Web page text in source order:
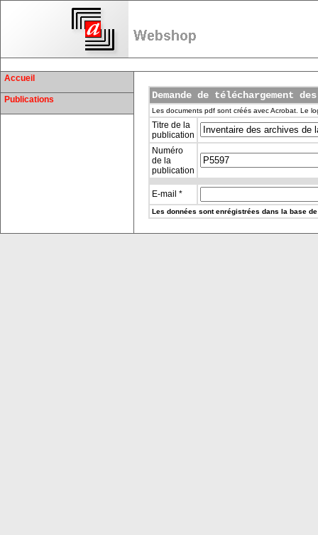
Accueil
Publications Demande de téléchargement
Les documents pdf sont créés avec Acrobat. Le
Titre de la
publication
Numéro
de la
publication
E-mail *
Les données sont enrégistrées dans la base